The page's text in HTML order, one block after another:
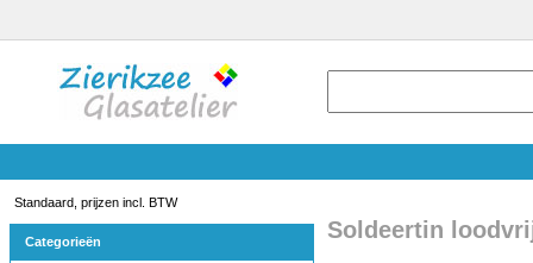
Standaard, prijzen incl. BTW
Categorieën Soldeertin